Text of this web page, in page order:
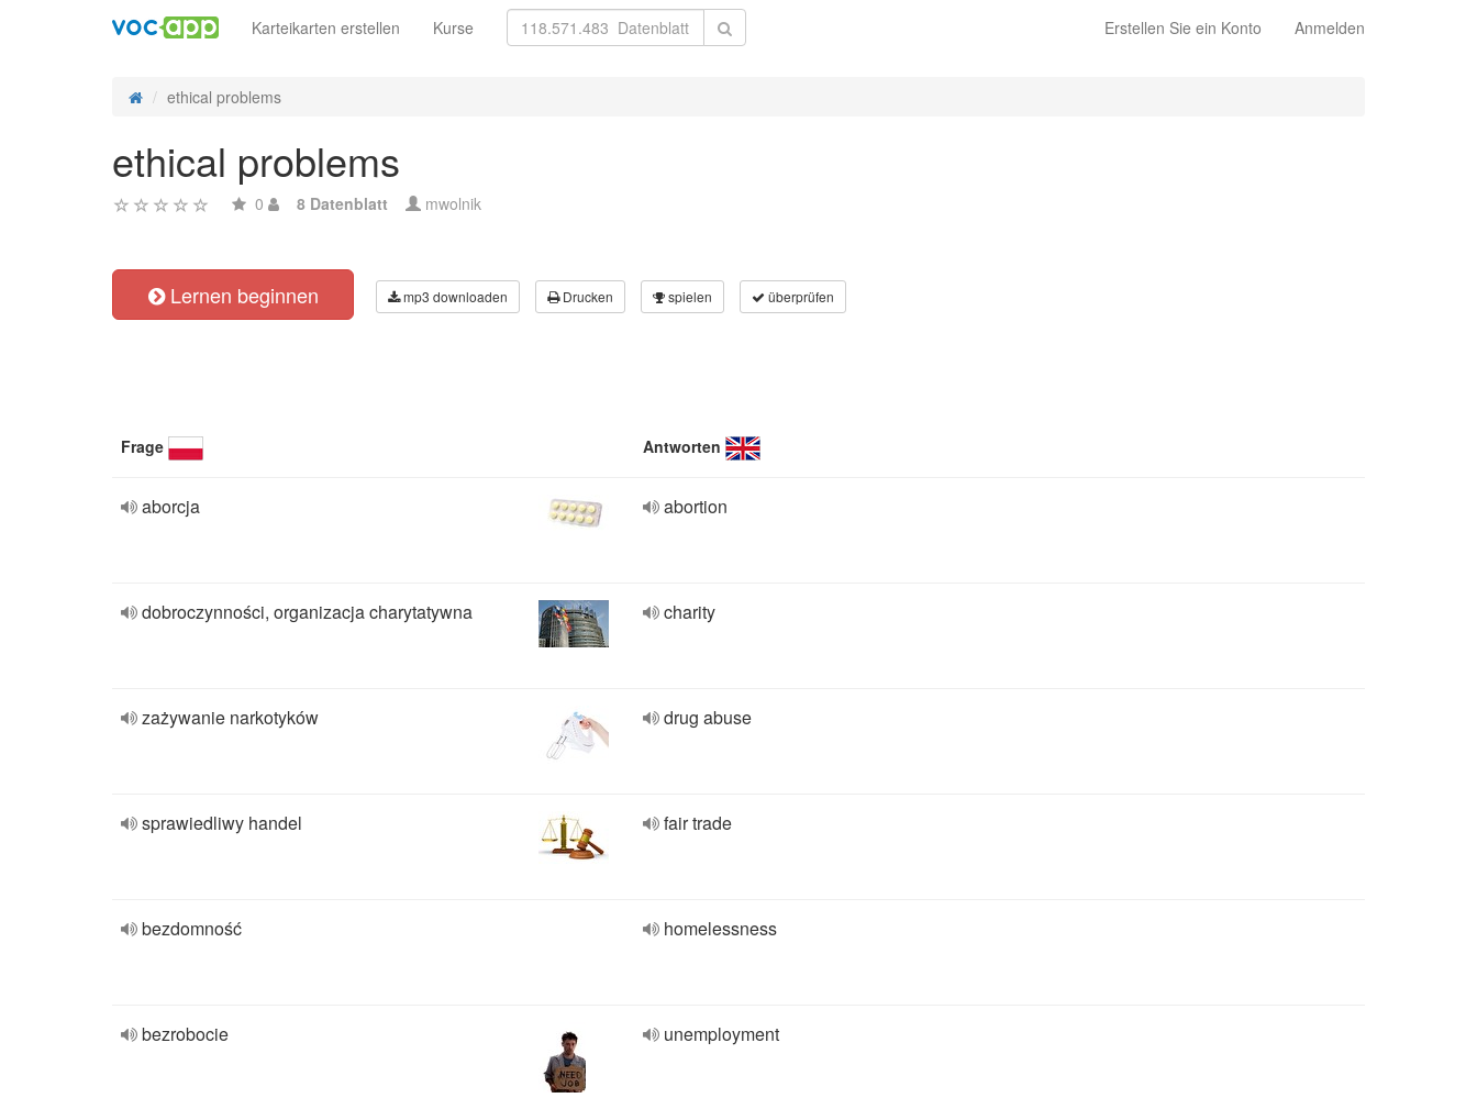
Erstellen Sie ein Konto Anmelden
Karteikarten erstellen Kurse
ethical problems
ethical problems
0 8 Datenblatt mwolnik
Lernen beginnen mp3 downloaden Drucken spielen überprüfen
Frage Antworten
aborcja abortion
dobroczynności, organizacja charytatywna charity
zażywanie narkotyków drug abuse
sprawiedliwy handel fair trade
bezdomność homelessness
bezrobocie unemployment